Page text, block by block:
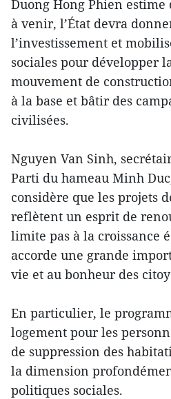
Duong Hong Phien estime
à venir, l’État devra
l’investissement et
sociales pour développer
mouvement de
à la base et bâtir des
civilisées.
Nguyen Van Sinh,
Parti du hameau Minh
considère que les projets
reflètent un esprit de
limite pas à la croissance
accorde une grande
vie et au bonheur des
En particulier, le
logement pour les
de suppression des
la dimension
politiques sociales.